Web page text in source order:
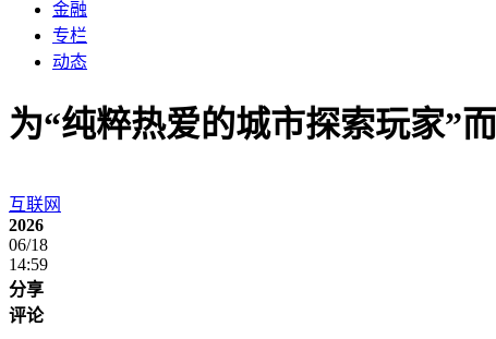
金融
专栏
动态
为“纯粹热爱的城市探索玩家”
互联网
2026
06/18
14:59
分享
评论